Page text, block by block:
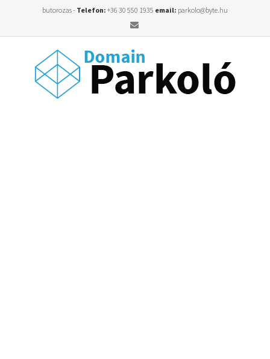
butorozas - Telefon: +36 30 550 1935 email: parkolo@byte.hu
Email